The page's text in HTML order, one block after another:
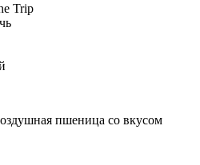
Trip
пшеница со вкусом